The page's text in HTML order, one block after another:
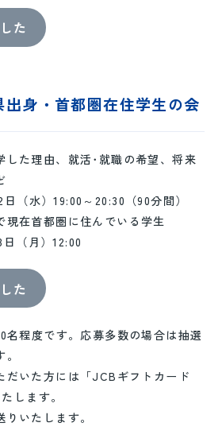
た
出身・首都圏在住学生の会
した理由、就活･就職の希望、将来
（水）19:00～20:30（90分間）
在首都圏に住んでいる学生
（月）12:00
た
程度です。応募多数の場合は抽選
いた方には「JCBギフトカード
します。
いたします。